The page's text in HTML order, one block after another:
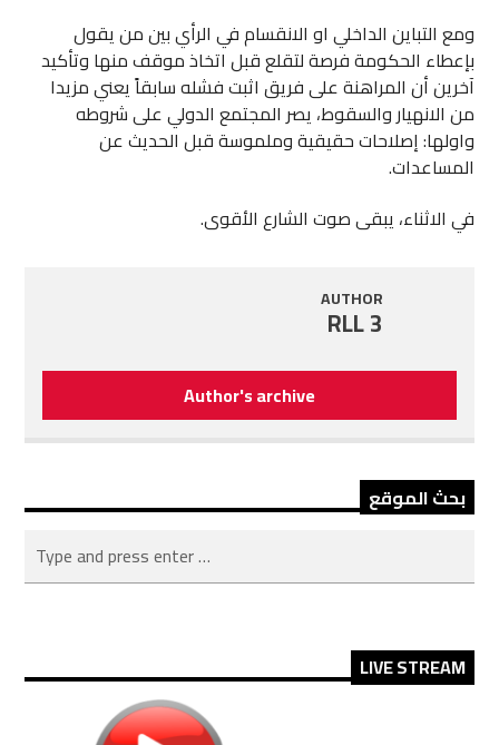
ومع التباين الداخلي او الانقسام في الرأي بين من يقول
بإعطاء الحكومة فرصة لتقلع قبل اتخاذ موقف منها وتأكيد
آخرين أن المراهنة على فريق اثبت فشله سابقاً يعني مزيدا
من الانهيار والسقوط، يصر المجتمع الدولي على شروطه
واولها: إصلاحات حقيقية وملموسة قبل الحديث عن
المساعدات.
في الاثناء، يبقى صوت الشارع الأقوى.
AUTHOR
RLL 3
Author's archive
بحث الموقع
LIVE STREAM